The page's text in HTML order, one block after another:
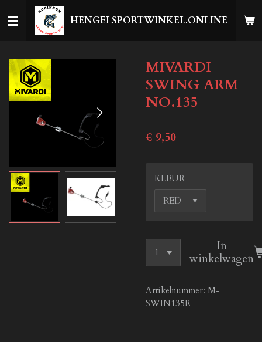
direct
hoofdinhoud
HENGELSPORTWINKEL.ONLINE
MIVARDI
SWING ARM
NO.135
€ 9,50
KLEUR
In
winkelwagen
Artikelnummer: M-
SWIN135R